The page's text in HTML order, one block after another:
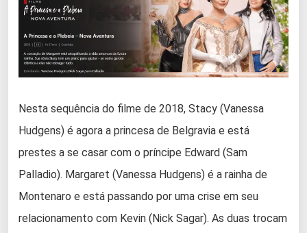
Nesta sequência do filme de 2018, Stacy (Vanessa
Hudgens) é agora a princesa de Belgravia e está
prestes a se casar com o príncipe Edward (Sam
Palladio). Margaret (Vanessa Hudgens) é a rainha de
Montenaro e está passando por uma crise em seu
relacionamento com Kevin (Nick Sagar). As duas trocam